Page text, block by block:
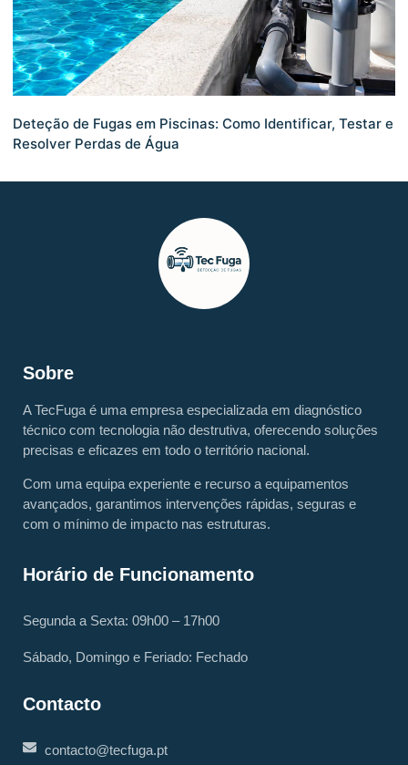
Deteção de Fugas em Piscinas: Como Identificar, Testar e
Resolver Perdas de Água
Sobre
A TecFuga é uma empresa especializada em diagnóstico
técnico com tecnologia não destrutiva, oferecendo soluções
precisas e eficazes em todo o território nacional.
Com uma equipa experiente e recurso a equipamentos
avançados, garantimos intervenções rápidas, seguras e
com o mínimo de impacto nas estruturas.
Horário de Funcionamento
Segunda a Sexta: 09h00 – 17h00
Sábado, Domingo e Feriado: Fechado
Contacto
contacto@tecfuga.pt